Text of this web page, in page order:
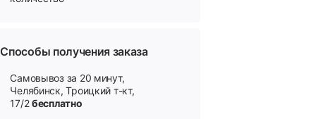
Способы получения заказа
Самовывоз за 20 минут,
Челябинск, Троицкий т-кт,
17/2бесплатно